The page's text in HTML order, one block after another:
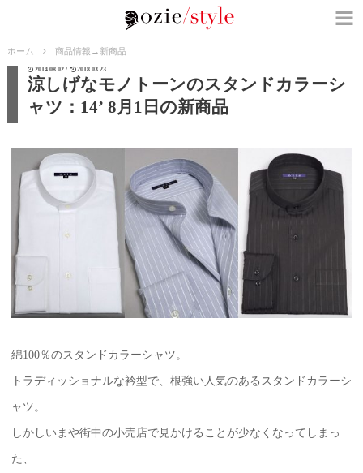
ホーム 商品情報 → 新商品
2014.08.02 / 2018.03.23
涼しげなモノトーンのスタンドカラーシ
ャツ：14’ 8月1日の新商品
綿100％のスタンドカラーシャツ。
トラディッショナルな衿型で、根強い人気のあるスタンドカラーシ
ャツ。
しかしいまや街中の小売店で見かけることが少なくなってしまっ
た、